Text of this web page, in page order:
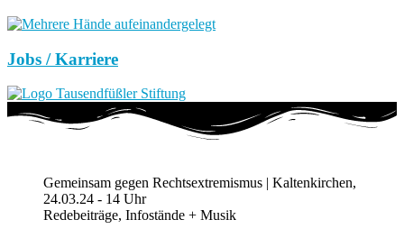
Jobs / Karriere
Gemeinsam gegen Rechtsextremismus | Kaltenkirchen,
24.03.24 - 14 Uhr
Redebeiträge, Infostände + Musik